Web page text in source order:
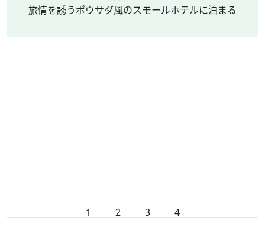
旅情を誘うポウサダ風のスモールホテルに泊まる
1 2 3 4